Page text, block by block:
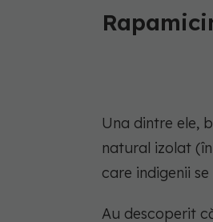
Una dintre ele,
natural izolat
care indigenii
Au descoperit